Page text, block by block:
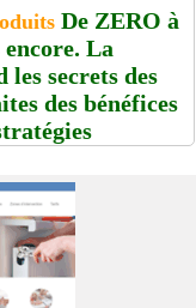
De ZERO à
La
secrets des
des bénéfices